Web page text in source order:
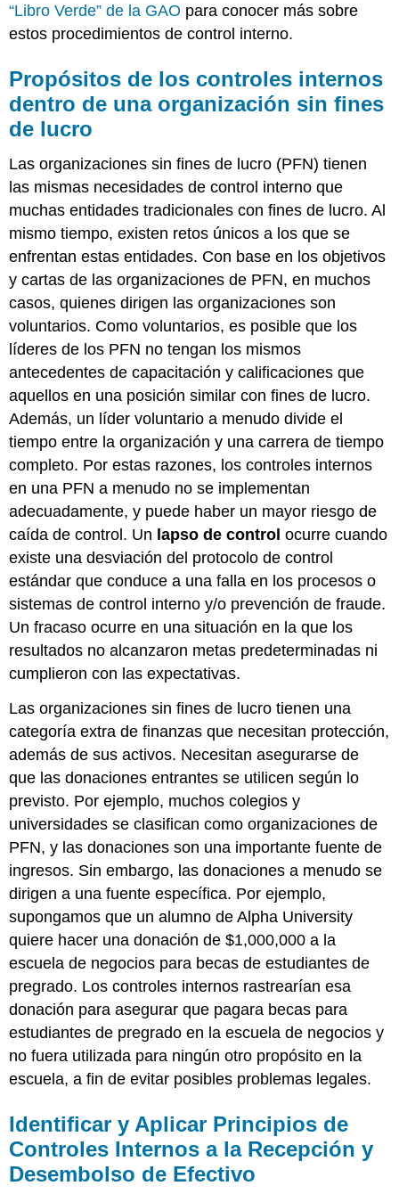
“Libro Verde” de la GAO para conocer más sobre
estos procedimientos de control interno.
Propósitos de los controles internos
dentro de una organización sin fines
de lucro
Las organizaciones sin fines de lucro (PFN) tienen
las mismas necesidades de control interno que
muchas entidades tradicionales con fines de lucro. Al
mismo tiempo, existen retos únicos a los que se
enfrentan estas entidades. Con base en los objetivos
y cartas de las organizaciones de PFN, en muchos
casos, quienes dirigen las organizaciones son
voluntarios. Como voluntarios, es posible que los
líderes de los PFN no tengan los mismos
antecedentes de capacitación y calificaciones que
aquellos en una posición similar con fines de lucro.
Además, un líder voluntario a menudo divide el
tiempo entre la organización y una carrera de tiempo
completo. Por estas razones, los controles internos
en una PFN a menudo no se implementan
adecuadamente, y puede haber un mayor riesgo de
caída de control. Un lapso de control ocurre cuando
existe una desviación del protocolo de control
estándar que conduce a una falla en los procesos o
sistemas de control interno y/o prevención de fraude.
Un fracaso ocurre en una situación en la que los
resultados no alcanzaron metas predeterminadas ni
cumplieron con las expectativas.
Las organizaciones sin fines de lucro tienen una
categoría extra de finanzas que necesitan protección,
además de sus activos. Necesitan asegurarse de
que las donaciones entrantes se utilicen según lo
previsto. Por ejemplo, muchos colegios y
universidades se clasifican como organizaciones de
PFN, y las donaciones son una importante fuente de
ingresos. Sin embargo, las donaciones a menudo se
dirigen a una fuente específica. Por ejemplo,
supongamos que un alumno de Alpha University
quiere hacer una donación de $1,000,000 a la
escuela de negocios para becas de estudiantes de
pregrado. Los controles internos rastrearían esa
donación para asegurar que pagara becas para
estudiantes de pregrado en la escuela de negocios y
no fuera utilizada para ningún otro propósito en la
escuela, a fin de evitar posibles problemas legales.
Identificar y Aplicar Principios de
Controles Internos a la Recepción y
Desembolso de Efectivo